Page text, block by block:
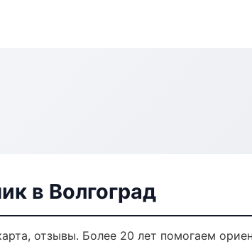
в Волгоград
отзывы. Более 20 лет помогаем